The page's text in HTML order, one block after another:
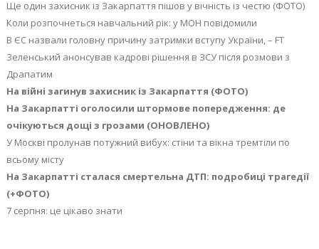
Ще один захисник із Закарпаття пішов у вічність із честю (ФОТО)
Коли розпочнеться навчальний рік: у МОН повідомили
В ЄС назвали головну причину затримки вступу України, – FT
Зеленський анонсував кадрові рішення в ЗСУ після розмови з
Драпатим
На війні загинув захисник із Закарпаття (ФОТО)
На Закарпатті оголосили штормове попередження: де
очікуються дощі з грозами (ОНОВЛЕНО)
У Москві пролунав потужний вибух: стіни та вікна тремтіли по
всьому місту
На Закарпатті сталася смертельна ДТП: подробиці трагедії
(+ФОТО)
7 серпня: це цікаво знати